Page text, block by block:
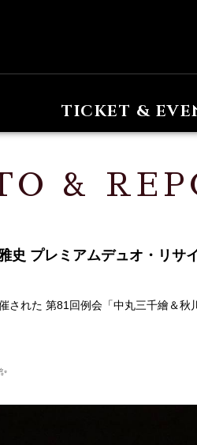
TICKET &
&
プレミアムデュオ・リサイ
れた 第81回例会「中丸三千繪＆